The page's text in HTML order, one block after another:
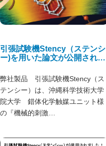
引張試験機Stency（ステンシ
ー)を用いた論文が公開されま
弊社製品 引張試験機Stency（ス
テンシー）は、沖縄科学技術大学
院大学 錯体化学触媒ユニット様
の『機械的刺激…